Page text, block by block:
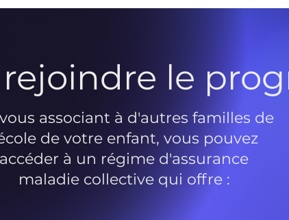
le
associant à d'autres familles de
de votre enfant, vous pouvez
accéder à un régime d'assurance
maladie collective qui offre :